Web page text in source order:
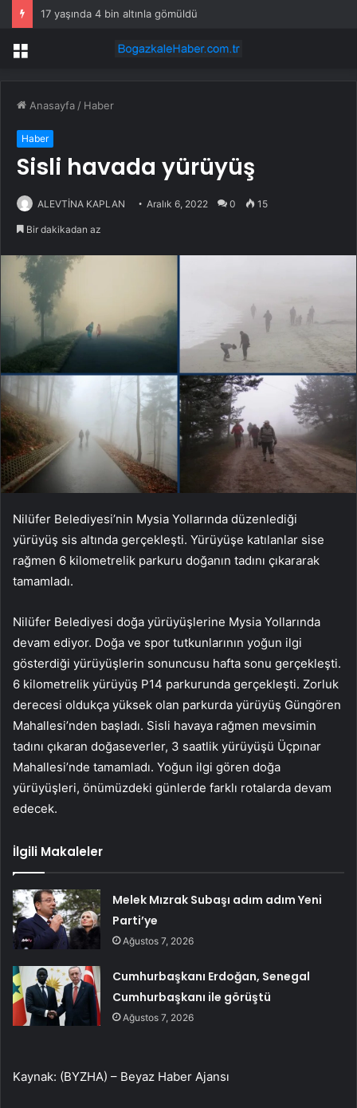
17 yaşında 4 bin altınla gömüldü
Menü
Anasayfa / Haber
Haber
Sisli havada yürüyüş
ALEVTİNA KAPLAN Aralık 6, 2022 0 15
Bir dakikadan az
Nilüfer Belediyesi’nin Mysia Yollarında düzenlediği
yürüyüş sis altında gerçekleşti. Yürüyüşe katılanlar sise
rağmen 6 kilometrelik parkuru doğanın tadını çıkararak
tamamladı.
Nilüfer Belediyesi doğa yürüyüşlerine Mysia Yollarında
devam ediyor. Doğa ve spor tutkunlarının yoğun ilgi
gösterdiği yürüyüşlerin sonuncusu hafta sonu gerçekleşti.
6 kilometrelik yürüyüş P14 parkurunda gerçekleşti. Zorluk
derecesi oldukça yüksek olan parkurda yürüyüş Güngören
Mahallesi’nden başladı. Sisli havaya rağmen mevsimin
tadını çıkaran doğaseverler, 3 saatlik yürüyüşü Üçpınar
Mahallesi’nde tamamladı. Yoğun ilgi gören doğa
yürüyüşleri, önümüzdeki günlerde farklı rotalarda devam
edecek.
İlgili Makaleler
Melek Mızrak Subaşı adım adım Yeni
Parti’ye
Ağustos 7, 2026
Cumhurbaşkanı Erdoğan, Senegal
Cumhurbaşkanı ile görüştü
Ağustos 7, 2026
Kaynak: (BYZHA) – Beyaz Haber Ajansı